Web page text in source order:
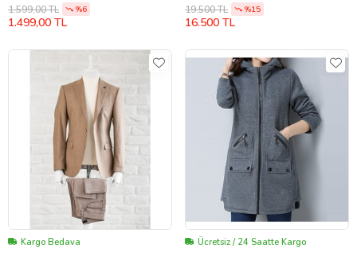
1.599,00 TL %6
1.499,00 TL
19.500 TL
%15
16.500 TL
Kargo Bedava Ücretsiz / 24 Saatte Kargo